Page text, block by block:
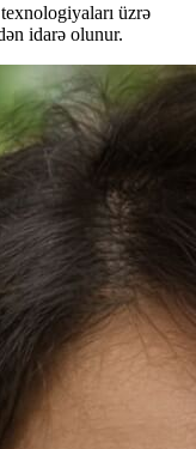
üzrə
idarə olunur.